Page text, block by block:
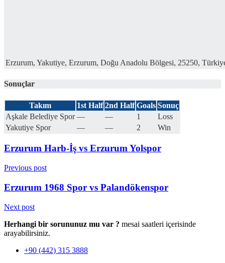
Erzurum, Yakutiye, Erzurum, Doğu Anadolu Bölgesi, 25250,
Sonuçlar
Takım 1st Half 2nd Half Goals Sonuç
Aşkale Belediye Spor — — 1
Loss
Yakutiye Spor
— — 2 Win
Erzurum Harb-İş vs Erzurum Yolspor
Previous post
Erzurum 1968 Spor vs Palandökenspor
Next post
Herhangi bir sorununuz mu var ? mesai saatleri içerisinde
arayabilirsiniz.
+90 (442) 315 3888